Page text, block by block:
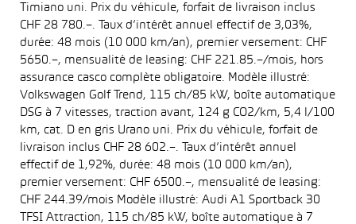
Timiano uni. Prix du véhicule, forfait de livraison inclus
CHF 28 780.–. Taux d’intérêt annuel effectif de 3,03%,
durée: 48 mois (10 000 km/an), premier versement: CHF
5650.–, mensualité de leasing: CHF 221.85.–/mois, hors
assurance casco complète obligatoire. Modèle illustré:
Volkswagen Golf Trend, 115 ch/85 kW, boîte automatique
DSG à 7 vitesses, traction avant, 124 g CO2/km, 5,4 l/100
km, cat. D en gris Urano uni. Prix du véhicule, forfait de
livraison inclus CHF 28 602.–. Taux d’intérêt annuel
effectif de 1,92%, durée: 48 mois (10 000 km/an),
premier versement: CHF 6500.–, mensualité de leasing:
CHF 244.39/mois Modèle illustré: Audi A1 Sportback 30
TFSI Attraction, 115 ch/85 kW, boîte automatique à 7